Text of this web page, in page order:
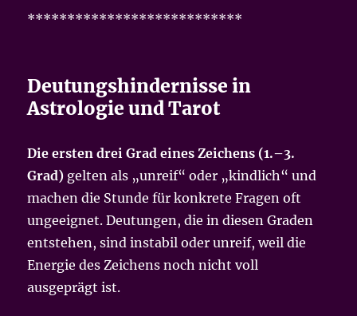
***************************
Deutungshindernisse in
Astrologie und Tarot
Die ersten drei Grad eines Zeichens (1.–3.
Grad) gelten als „unreif“ oder „kindlich“ und
machen die Stunde für konkrete Fragen oft
ungeeignet. Deutungen, die in diesen Graden
entstehen, sind instabil oder unreif, weil die
Energie des Zeichens noch nicht voll
ausgeprägt ist.